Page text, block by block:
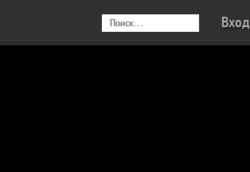
Вход